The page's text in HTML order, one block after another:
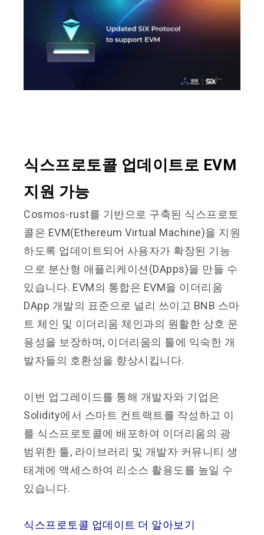
식스프로토콜 업데이트로 EVM
지원 가능
Cosmos-rust를 기반으로 구축된 식스프로토
콜은 EVM(Ethereum Virtual Machine)을 지원
하도록 업데이트되어 사용자가 확장된 기능
으로 분산형 애플리케이션(DApps)을 만들 수
있습니다. EVM의 통합은 EVM을 이더리움
DApp 개발의 표준으로 널리 쓰이고 BNB 스마
트 체인 및 이더리움 체인과의 원활한 상호 운
용성을 보장하며, 이더리움의 툴에 익숙한 개
발자들의 호환성을 향상시킵니다.
이번 업그레이드를 통해 개발자와 기업은
Solidity에서 스마트 컨트랙트를 작성하고 이
를 식스프로토콜에 배포하여 이더리움의 광
범위한 툴, 라이브러리 및 개발자 커뮤니티 생
태계에 액세스하여 리소스 활용도를 높일 수
있습니다.
식스프로토콜 업데이트 더 알아보기